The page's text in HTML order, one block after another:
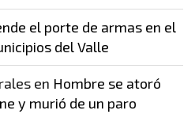
el porte de armas en el
del Valle
en Hombre se atoró
y murió de un paro